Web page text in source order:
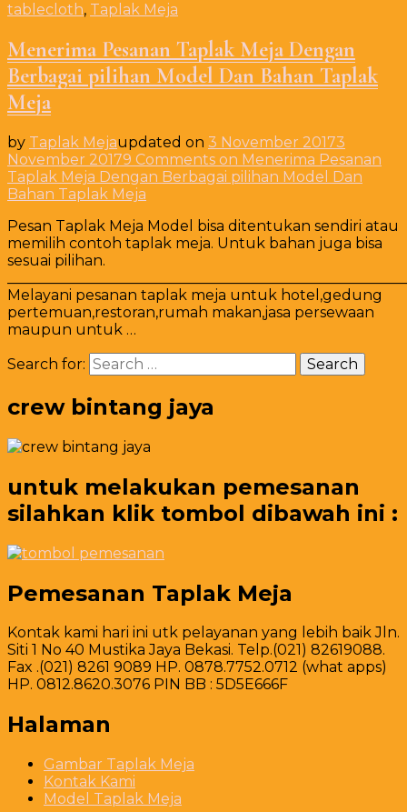
tablecloth, Taplak Meja
Menerima Pesanan Taplak Meja Dengan
Berbagai pilihan Model Dan Bahan Taplak
Meja
by Taplak Mejaupdated on 3 November 20173
November 20179 Comments on Menerima Pesanan
Taplak Meja Dengan Berbagai pilihan Model Dan
Bahan Taplak Meja
Pesan Taplak Meja Model bisa ditentukan sendiri atau
memilih contoh taplak meja. Untuk bahan juga bisa
sesuai pilihan.
Melayani pesanan taplak meja untuk hotel,gedung
pertemuan,restoran,rumah makan,jasa persewaan
maupun untuk …
Search for:
crew bintang jaya
untuk melakukan pemesanan
silahkan klik tombol dibawah ini :
Pemesanan Taplak Meja
Kontak kami hari ini utk pelayanan yang lebih baik Jln.
Siti 1 No 40 Mustika Jaya Bekasi. Telp.(021) 82619088.
Fax .(021) 8261 9089 HP. 0878.7752.0712 (what apps)
HP. 0812.8620.3076 PIN BB : 5D5E666F
Halaman
Gambar Taplak Meja
Kontak Kami
Model Taplak Meja